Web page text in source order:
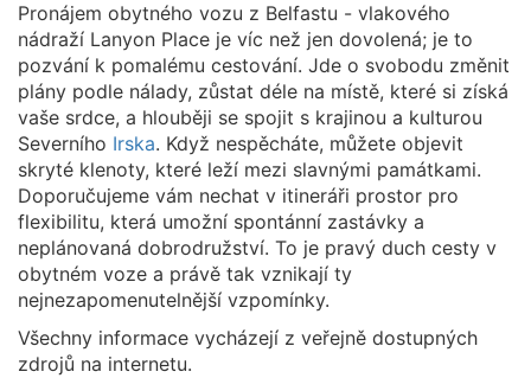
Pronájem obytného vozu z Belfastu - vlakového
nádraží Lanyon Place je víc než jen dovolená; je to
pozvání k pomalému cestování. Jde o svobodu změnit
plány podle nálady, zůstat déle na místě, které si získá
vaše srdce, a hlouběji se spojit s krajinou a kulturou
Severního Irska. Když nespěcháte, můžete objevit
skryté klenoty, které leží mezi slavnými památkami.
Doporučujeme vám nechat v itineráři prostor pro
flexibilitu, která umožní spontánní zastávky a
neplánovaná dobrodružství. To je pravý duch cesty v
obytném voze a právě tak vznikají ty
nejnezapomenutelnější vzpomínky.
Všechny informace vycházejí z veřejně dostupných
zdrojů na internetu.